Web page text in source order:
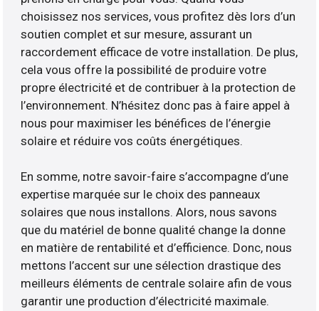
choisissez nos services, vous profitez dès lors d’un
soutien complet et sur mesure, assurant un
raccordement efficace de votre installation. De plus,
cela vous offre la possibilité de produire votre
propre électricité et de contribuer à la protection de
l’environnement. N’hésitez donc pas à faire appel à
nous pour maximiser les bénéfices de l’énergie
solaire et réduire vos coûts énergétiques.
En somme, notre savoir-faire s’accompagne d’une
expertise marquée sur le choix des panneaux
solaires que nous installons. Alors, nous savons
que du matériel de bonne qualité change la donne
en matière de rentabilité et d’efficience. Donc, nous
mettons l’accent sur une sélection drastique des
meilleurs éléments de centrale solaire afin de vous
garantir une production d’électricité maximale.